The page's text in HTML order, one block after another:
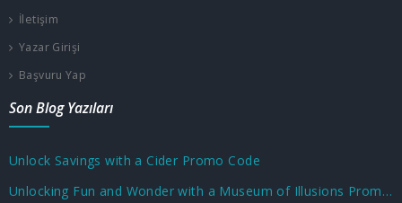
İletişim
Yazar Girişi
Başvuru Yap
Son Blog Yazıları
Unlock Savings with a Cider Promo Code
Unlocking Fun and Wonder with a Museum of Illusions Promo Code